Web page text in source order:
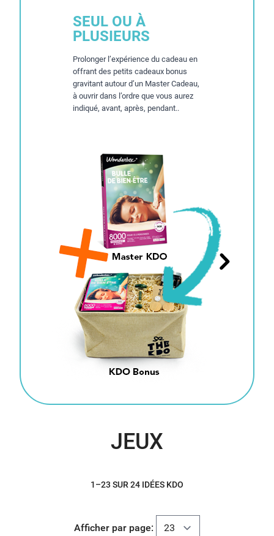
SEUL OU À
PLUSIEURS
Prolonger l’expérience du cadeau en
offrant des petits cadeaux bonus
gravitant autour d’un Master Cadeau,
à ouvrir dans l’ordre que vous aurez
indiqué, avant, après, pendant..
JEUX
1–23 SUR 24 IDÉES KDO
Afficher par page: